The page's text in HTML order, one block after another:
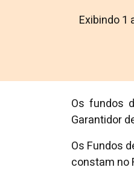
Exibindo 1
Os fundos
Garantidor
Os Fundos
constam no